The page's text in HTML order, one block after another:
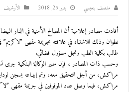
منصف بنعيسي يناير 25, 2018 اﻷرشيف
أفادت مصادر إعلامية أن المصالح الأمنية في الدار
تطوان وذلك للاشتباه في علاقته بجريمة مقهى
طالب بكلية الطب ونجل مسؤول قضائي.
وحسب ذات المصادر ، فإن مدير الوكالة البنكية جرى
مراكش، من أجل التحقيق معه، وتم إيداعه بسجن
مراكش، فيما وصل عدد الموقوفين في جريمة مقهى ”لاكريم”